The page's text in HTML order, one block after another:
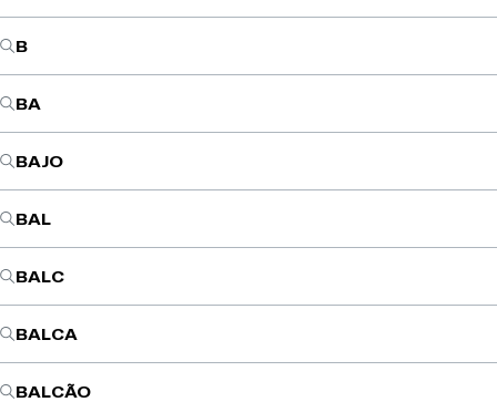
B
BA
BAJO
BAL
BALC
BALCA
BALCÃO